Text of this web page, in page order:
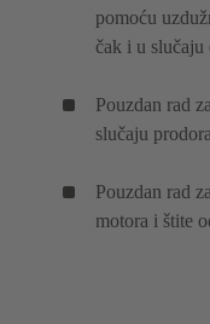
pomoću
čak i u
Pouzdan rad
slučaju
Pouzdan rad
motora i štite